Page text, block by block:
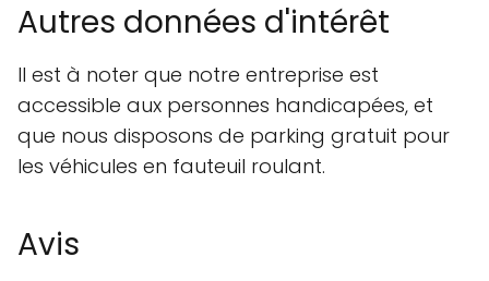
Autres données d'intérêt
Il est à noter que notre entreprise est
accessible aux personnes handicapées, et
que nous disposons de parking gratuit pour
les véhicules en fauteuil roulant.
Avis